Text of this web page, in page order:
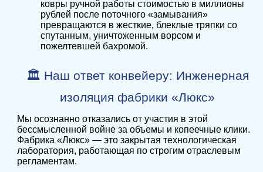
ковры ручной работы стоимостью в миллионы
рублей после поточного «замывания»
превращаются в жесткие, блеклые тряпки со
спутанным, уничтоженным ворсом и
пожелтевшей бахромой.
🏛️ Наш ответ конвейеру: Инженерная
изоляция фабрики «Люкс»
Мы осознанно отказались от участия в этой
бессмысленной войне за объемы и копеечные клики.
Фабрика «Люкс» — это закрытая технологическая
лаборатория, работающая по строгим отраслевым
регламентам.